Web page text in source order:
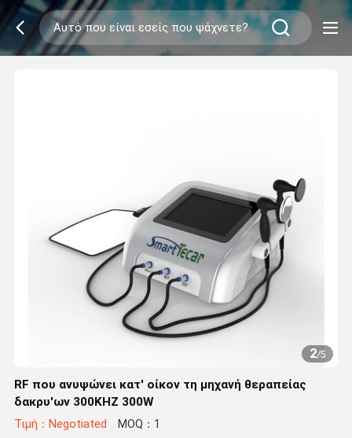
2/5
RF που ανυψώνει κατ' οίκον τη μηχανή θεραπείας
δακρυ'ων 300KHZ 300W
Τιμή：Negotiated MOQ：1